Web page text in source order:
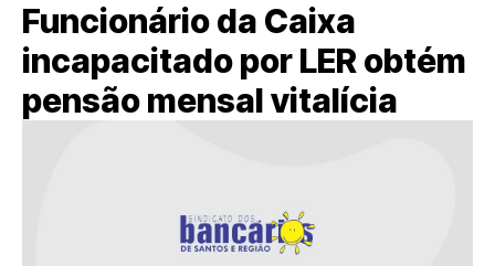
Funcionário da Caixa
incapacitado por LER obtém
pensão mensal vitalícia